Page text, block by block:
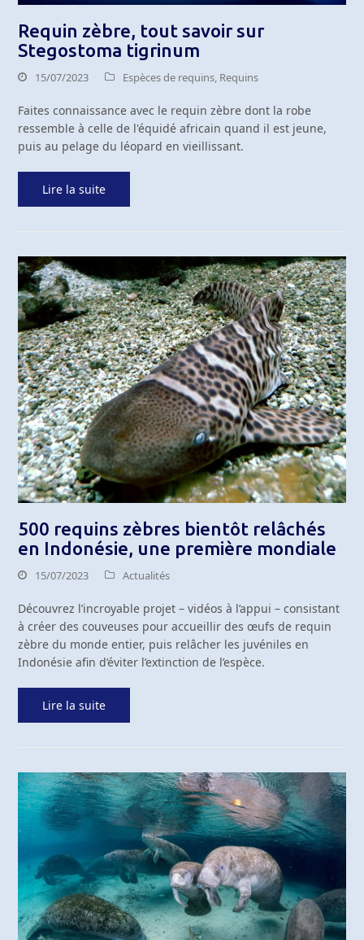
Requin zèbre, tout savoir sur
Stegostoma tigrinum
15/07/2023 Espèces de requins, Requins
Faites connaissance avec le requin zèbre dont la robe
ressemble à celle de l'équidé africain quand il est jeune,
puis au pelage du léopard en vieillissant.
Lire la suite
500 requins zèbres bientôt relâchés
en Indonésie, une première mondiale
15/07/2023 Actualités
Découvrez l’incroyable projet – vidéos à l’appui – consistant
à créer des couveuses pour accueillir des œufs de requin
zèbre du monde entier, puis relâcher les juvéniles en
Indonésie afin d’éviter l’extinction de l’espèce.
Lire la suite